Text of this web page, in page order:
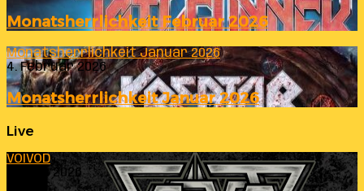
Monatsherrlichkeit Februar 2026
Monatsherrlichkeit Januar 2026
4. Februar 2026
Monatsherrlichkeit Januar 2026
Live
VOIVOD
23. Juli 2026